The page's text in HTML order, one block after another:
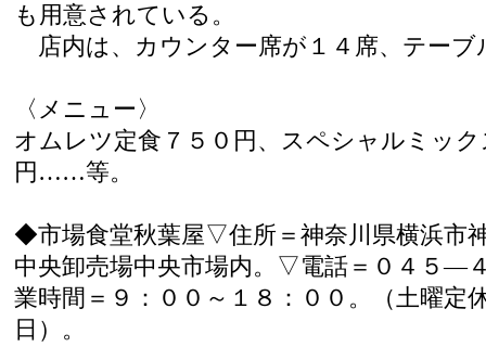
も用意されている。
店内は、カウンター席が１４席、テーブ
〈メニュー〉
オムレツ定食７５０円、スペシャルミッ
円……等。
◆市場食堂秋葉屋▽住所＝神奈川県横浜市
中央卸売場中央市場内。▽電話＝０４５―
業時間＝９：００～１８：００。（土曜定
日）。